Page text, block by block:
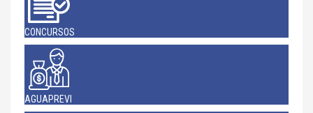
CONCURSOS
AGUAPREVI